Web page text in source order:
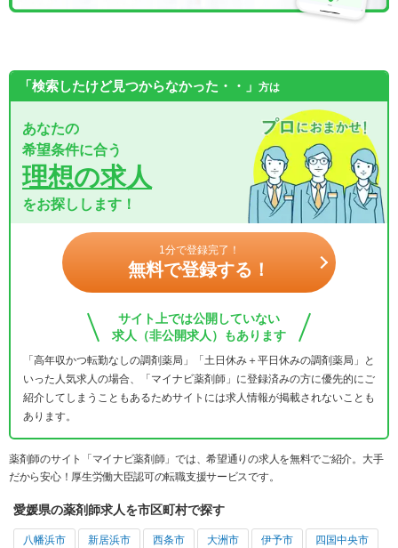
「検索したけど見つからなかった・・」 方は
あなたの
希望条件に合う
理想の求人
をお探しします！
1分で登録完了！
無料で登録する！
サイト上では公開していない
求人（非公開求人）もあります
「高年収かつ転勤なしの調剤薬局」「土日休み＋平日休みの調剤薬局」と
いった人気求人の場合、「マイナビ薬剤師」に登録済みの方に優先的にご
紹介してしまうこともあるためサイトには求人情報が掲載されないことも
あります。
薬剤師のサイト「マイナビ薬剤師」では、希望通りの求人を無料でご紹介。大手
だから安心！厚生労働大臣認可の転職支援サービスです。
愛媛県の薬剤師求人を市区町村で探す
八幡浜市 新居浜市 西条市 大洲市 伊予市 四国中央市